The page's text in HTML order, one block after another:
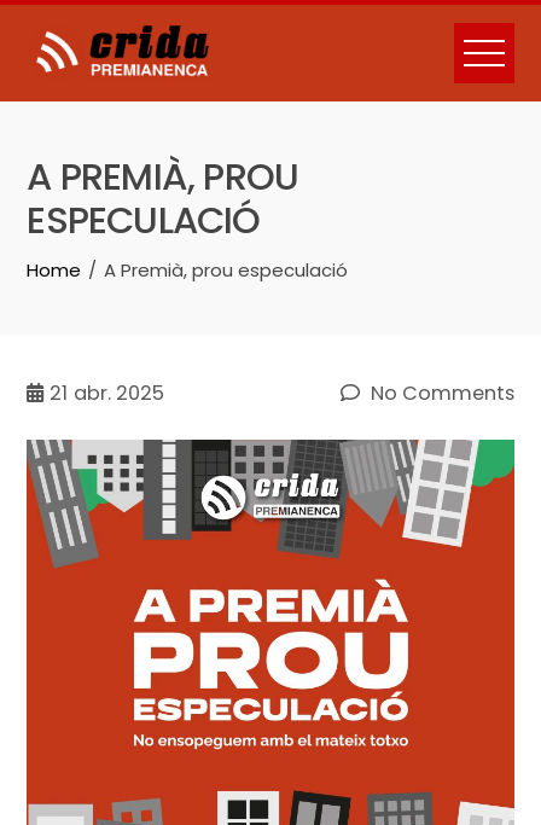
Skip
content
A PREMIÀ, PROU
ESPECULACIÓ
Home A Premià, prou especulació
21 abr. 2025 No Comments